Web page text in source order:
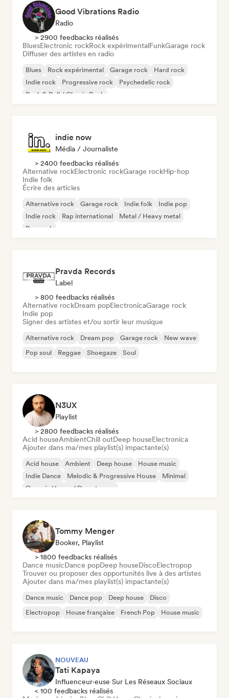
Good Vibrations Radio
Radio
> 2900 feedbacks réalisés
BluesElectronic rockRock expérimentalFunkGarage rock
Diffuser des artistes en radio
Blues Rock expérimental Garage rock
Hard rock
Indie rock
Progressive rock
Psychedelic rock
Rock & Roll / Classic Rock
indie now
Média / Journaliste
> 2400 feedbacks réalisés
Alternative rockElectronic rockGarage rockHip-hop
Indie folk
Écrire des articles
Alternative rock Garage rock Indie folk
Indie pop
Indie rock
Rap international
Metal / Heavy metal
Pop rock
Pravda Records
Label
> 800 feedbacks réalisés
Alternative rockDream popElectronicaGarage rock
Indie pop
Signer des artistes et/ou sortir leur musique
Alternative rock Dream pop Garage rock
New wave
Pop soul
Reggae Shoegaze Soul
N3UX
Playlist
> 2800 feedbacks réalisés
Acid houseAmbientChill outDeep houseElectronica
Ajouter dans ma/mes playlist(s) impactante(s)
Acid house Ambient Deep house
House music
Indie Dance
Melodic & Progressive House
Minimal
Organic House / Downtempo
Tommy Menger
Booker, Playlist
> 1800 feedbacks réalisés
Dance musicDance popDeep houseDiscoElectropop
Trouver ou proposer des opportunités live à des artistes
Ajouter dans ma/mes playlist(s) impactante(s)
Dance music Dance pop Deep house
Disco
Electropop
House française French Pop House music
NOUVEAU
Tati Kapaya
Influenceur·euse Sur Les Réseaux Sociaux
< 100 feedbacks réalisés